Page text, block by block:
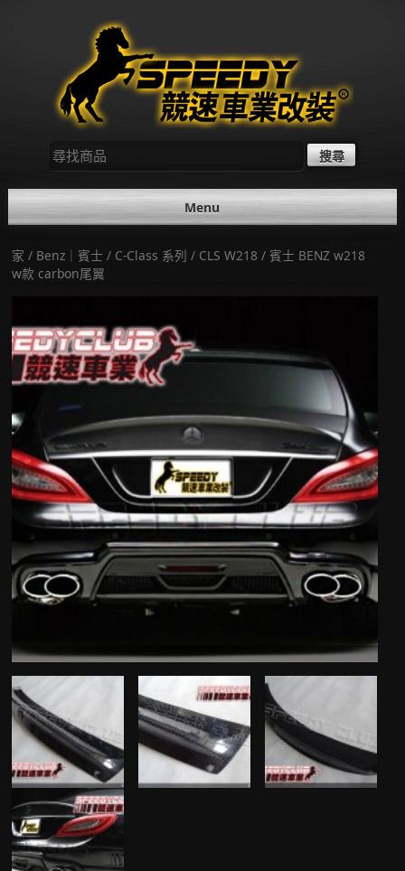
尋
找：
Menu
家 / Benz｜賓士 / C-Class 系列 / CLS W218 / 賓士 BENZ w218
w款 carbon尾翼